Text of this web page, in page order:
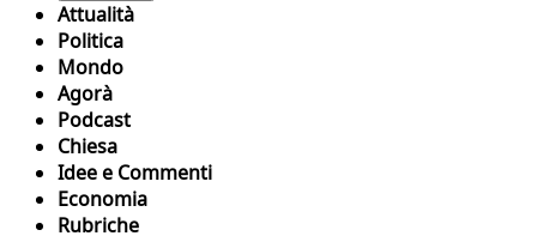
Attualità
Politica
Mondo
Agorà
Podcast
Chiesa
Idee e Commenti
Economia
Rubriche